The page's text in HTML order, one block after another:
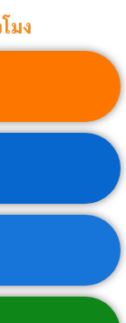
มง